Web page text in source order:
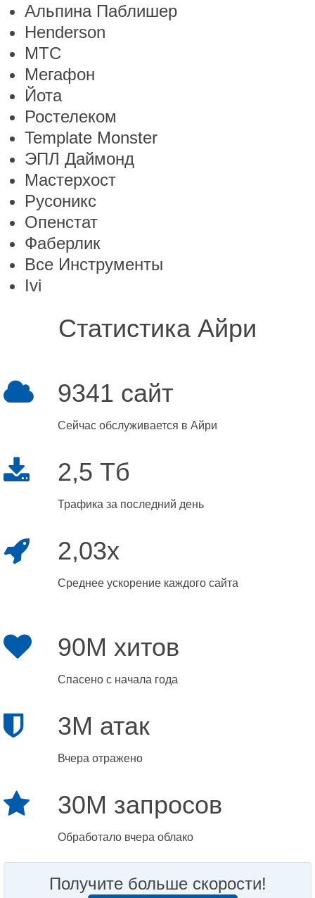
Альпина Паблишер
Henderson
МТС
Мегафон
Йота
Ростелеком
Template Monster
ЭПЛ Даймонд
Мастерхост
Русоникс
Опенстат
Фаберлик
Все Инструменты
Ivi
Статистика Айри
9341 сайт
Сейчас обслуживается в Айри
2,5 Тб
Трафика за последний день
2,03x
Среднее ускорение каждого сайта
90M хитов
Спасено с начала года
3M атак
Вчера отражено
30M запросов
Обработало вчера облако
Получите больше скорости!